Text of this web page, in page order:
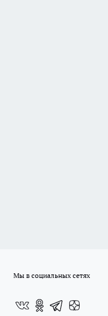
Мы в социальных сетях